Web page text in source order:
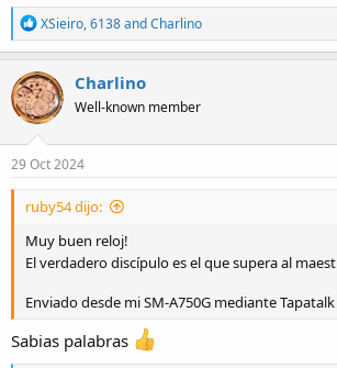
R
e
a
c
t
i
o
n
s
XSieiro,6138andCharlino
Charlino
Well-known member
29 Oct 2024
ruby54 dijo:
Muy buen reloj!
El verdadero discípulo es el que supera al
Enviado desde mi SM-A750G mediante Tapatalk
Sabias palabras